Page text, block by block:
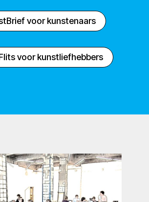
voor kunstenaars
voor kunstliefhebbers